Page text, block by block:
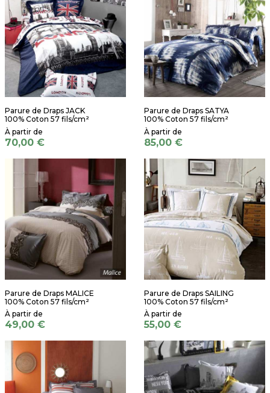
Parure de Draps JACK
100% Coton 57 fils/cm²
70,00 €
Parure de Draps SATYA
100% Coton 57 fils/cm²
85,00 €
Parure de Draps MALICE
100% Coton 57 fils/cm²
49,00 €
Parure de Draps SAILING
100% Coton 57 fils/cm²
55,00 €